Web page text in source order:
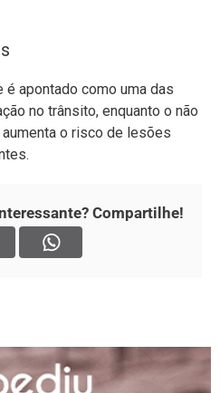
é apontado como uma das
no trânsito, enquanto o não
o risco de lesões
Compartilhe!